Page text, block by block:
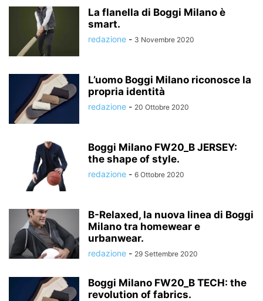
La flanella di Boggi Milano è
smart.
redazione - 3 Novembre 2020
L’uomo Boggi Milano riconosce la
propria identità
redazione - 20 Ottobre 2020
Boggi Milano FW20_B JERSEY:
the shape of style.
redazione - 6 Ottobre 2020
B-Relaxed, la nuova linea di Boggi
Milano tra homewear e
urbanwear.
redazione - 29 Settembre 2020
Boggi Milano FW20_B TECH: the
revolution of fabrics.